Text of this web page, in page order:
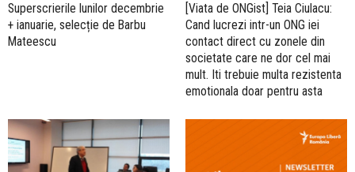
Superscrierile lunilor decembrie
+ ianuarie, selecție de Barbu
Mateescu
[Viata de ONGist] Teia Ciulacu:
Cand lucrezi intr-un ONG iei
contact direct cu zonele din
societate care ne dor cel mai
mult. Iti trebuie multa rezistenta
emotionala doar pentru asta